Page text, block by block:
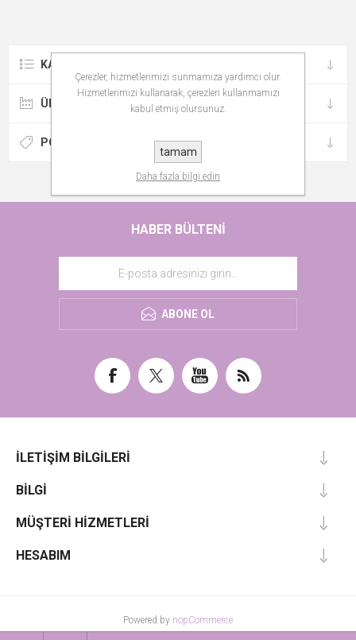
KATEGORILER
ÜRETICILER
POPÜLER ETIKETLER
HABER BÜLTENI
ABONE OL
İLETIŞIM BILGILERI
BILGI
MÜŞTERI HIZMETLERI
HESABIM
Powered by nopCommerce
Çerezler, hizmetlerimizi sunmamıza yardımcı olur.
Hizmetlerimizi kullanarak, çerezleri kullanmamızı
kabul etmiş olursunuz.
tamam
Daha fazla bilgi edin